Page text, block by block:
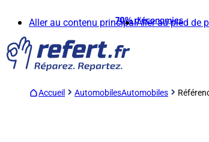
Aller au contenu principalAller au pied de
70%d'économies
Accueil AutomobilesAutomobiles